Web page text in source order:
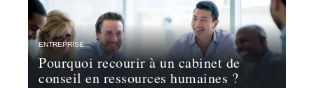
ENTREPRISE
Pourquoi recourir à un cabinet de
conseil en ressources humaines ?